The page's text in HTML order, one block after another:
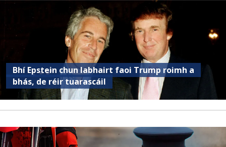
Bhí Epstein chun labhairt faoi Trump roimh a
bhás, de réir tuarascáil